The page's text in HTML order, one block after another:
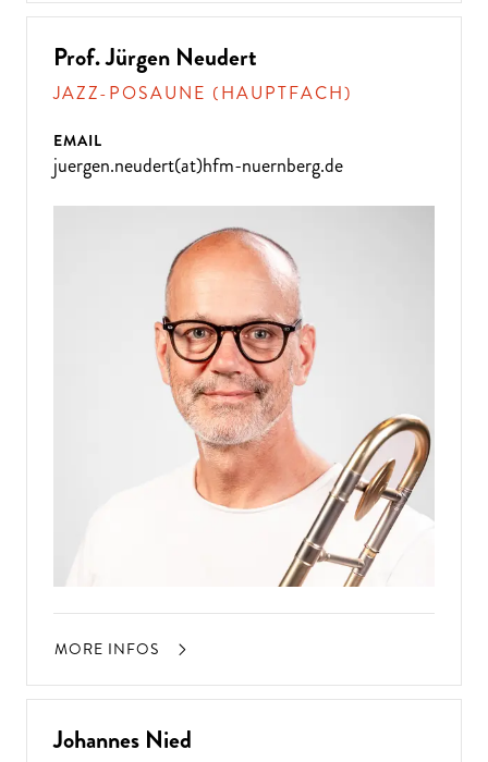
Prof. Jürgen Neudert
JAZZ-POSAUNE (HAUPTFACH)
EMAIL
juergen.neudert(at)hfm-nuernberg.de
MORE INFOS
Johannes Nied